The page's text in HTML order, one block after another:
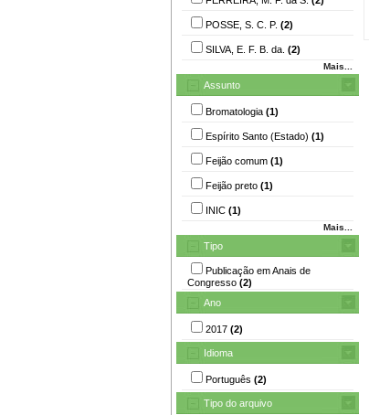
POSSE, S. C. P. (2)
SILVA, E. F. B. da. (2)
Mais...
Assunto
Bromatologia (1)
Espírito Santo (Estado) (1)
Feijão comum (1)
Feijão preto (1)
INIC (1)
Mais...
Tipo
Publicação em Anais de
Congresso (2)
Ano
2017 (2)
Idioma
Português (2)
Tipo do arquivo